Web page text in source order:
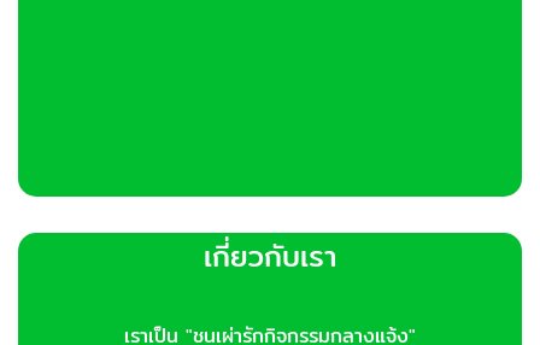
เกี่ยวกับเรา
เราเป็น "ชนเผ่ารักกิจกรรมกลางแจ้ง"